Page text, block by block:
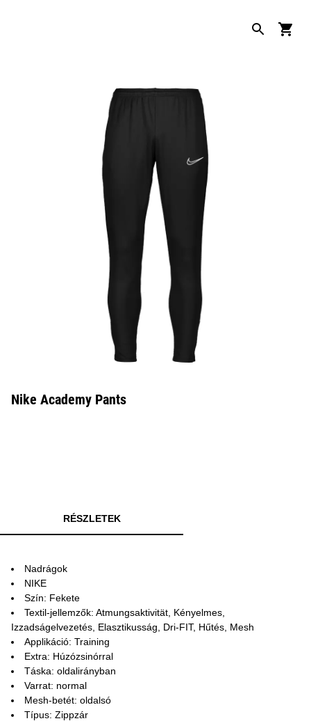
Nike Academy Pants
RÉSZLETEK
Nadrágok
NIKE
Szín: Fekete
Textil-jellemzők: Atmungsaktivität, Kényelmes,
Izzadságelvezetés, Elasztikusság, Dri-FIT, Hűtés, Mesh
Applikáció: Training
Extra: Húzózsinórral
Táska: oldalirányban
Varrat: normal
Mesh-betét: oldalsó
Típus: Zippzár